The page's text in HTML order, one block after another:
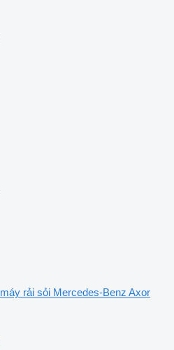
máy rải sỏi Mercedes-Benz Axor